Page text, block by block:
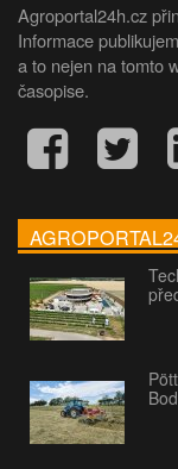
Agroportal24h.cz
Informace
a to nejen na tomto
časopise.